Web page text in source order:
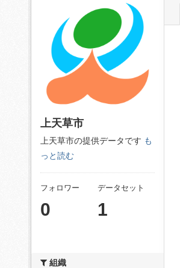
上天草市
上天草市の提供データです も
っと読む
フォロワー
0
データセット
1
組織